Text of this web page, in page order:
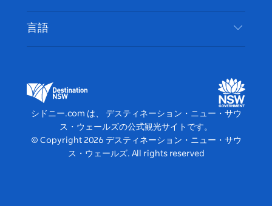
イベント
宿泊施設
アクセシブルシドニー
ビジネスを登録する
デスティネーション・ニュー・サウス・ウェール
ズメディアセンター
ビビッド・シドニー
言語
シドニー.com は、 デスティネーション・ニュー・サウ
ス・ウェールズの公式観光サイトです。
© Copyright 2026 デスティネーション・ニュー・サウ
ス・ウェールズ. All rights reserved